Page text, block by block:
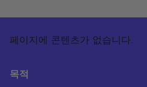
페이지에 콘텐츠가 없습니다.
목적